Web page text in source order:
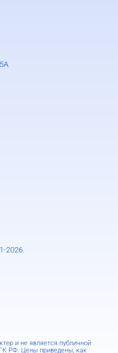
2026.
и не является публичной
РФ. Цены приведены, как